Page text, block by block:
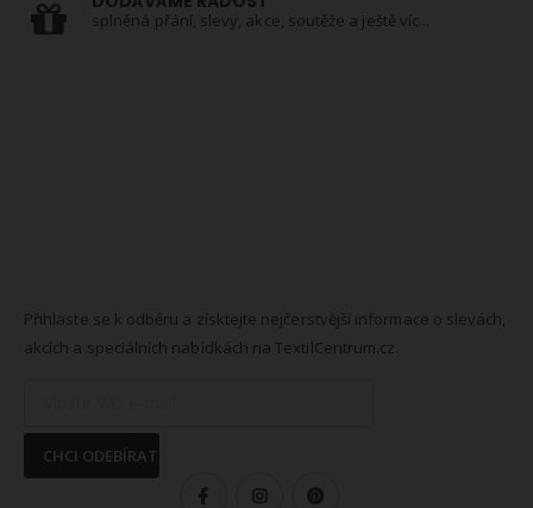
splněná přání, slevy, akce, soutěže a ještě víc...
Přihlaste se k odběru a získtejte nejčerstvější informace o slevách,
akcích a speciálních nabídkách na TextilCentrum.cz.
CHCI ODEBÍRAT